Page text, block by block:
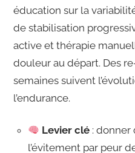
éducation sur la
de stabilisation
active et thérapie
douleur au départ. Des
semaines suivent
l’endurance.
Levier clé: donner
l’évitement par peur